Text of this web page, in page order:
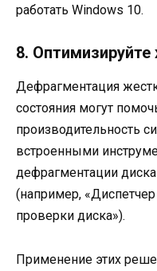
работать Windows 10.
8.
Дефрагментация
состояния могут
производительность
встроенными
дефрагментации
(например,
проверки диска»).
Применение этих